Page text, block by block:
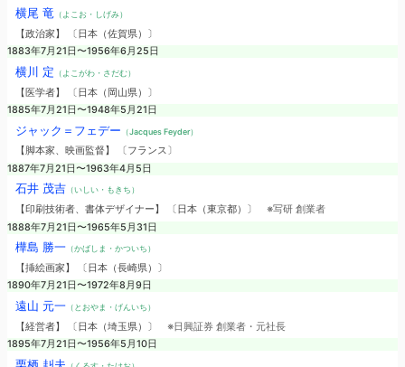
横尾 竜 （よこお・しげみ）
【政治家】 〔日本（佐賀県）〕
1883年7月21日〜1956年6月25日
横川 定 （よこがわ・さだむ）
【医学者】 〔日本（岡山県）〕
1885年7月21日〜1948年5月21日
ジャック＝フェデー （Jacques Feyder）
【脚本家、映画監督】 〔フランス〕
1887年7月21日〜1963年4月5日
石井 茂吉 （いしい・もきち）
【印刷技術者、書体デザイナー】 〔日本（東京都）〕 ※写研 創業者
1888年7月21日〜1965年5月31日
樺島 勝一（かばしま・かついち）
【挿絵画家】 〔日本（長崎県）〕
1890年7月21日〜1972年8月9日
遠山 元一（とおやま・げんいち）
【経営者】 〔日本（埼玉県）〕 ※日興証券 創業者・元社長
1895年7月21日〜1956年5月10日